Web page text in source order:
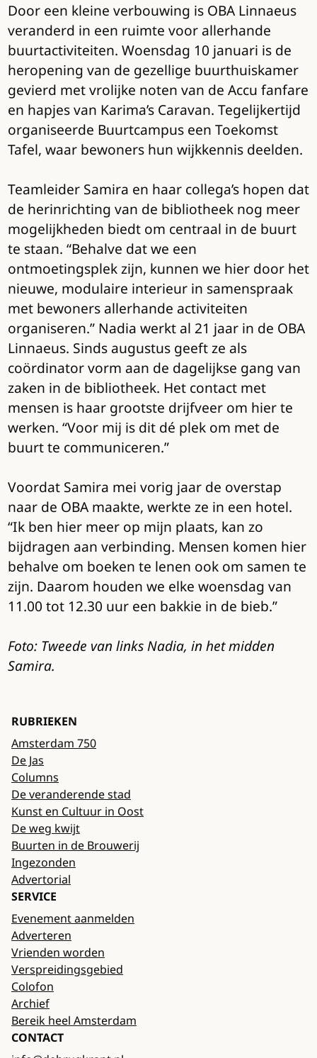
Door een kleine verbouwing is OBA Linnaeus
veranderd in een ruimte voor allerhande
buurtactiviteiten. Woensdag 10 januari is de
heropening van de gezellige buurthuiskamer
gevierd met vrolijke noten van de Accu fanfare
en hapjes van Karima’s Caravan. Tegelijkertijd
organiseerde Buurtcampus een Toekomst
Tafel, waar bewoners hun wijkkennis deelden.
Teamleider Samira en haar collega’s hopen dat
de herinrichting van de bibliotheek nog meer
mogelijkheden biedt om centraal in de buurt
te staan. “Behalve dat we een
ontmoetingsplek zijn, kunnen we hier door het
nieuwe, modulaire interieur in samenspraak
met bewoners allerhande activiteiten
organiseren.” Nadia werkt al 21 jaar in de OBA
Linnaeus. Sinds augustus geeft ze als
coördinator vorm aan de dagelijkse gang van
zaken in de bibliotheek. Het contact met
mensen is haar grootste drijfveer om hier te
werken. “Voor mij is dit dé plek om met de
buurt te communiceren.”
Voordat Samira mei vorig jaar de overstap
naar de OBA maakte, werkte ze in een hotel.
“Ik ben hier meer op mijn plaats, kan zo
bijdragen aan verbinding. Mensen komen hier
behalve om boeken te lenen ook om samen te
zijn. Daarom houden we elke woensdag van
11.00 tot 12.30 uur een bakkie in de bieb.”
Foto: Tweede van links Nadia, in het midden
Samira.
RUBRIEKEN
Amsterdam 750
De Jas
Columns
De veranderende stad
Kunst en Cultuur in Oost
De weg kwijt
Buurten in de Brouwerij
Ingezonden
Advertorial
SERVICE
Evenement aanmelden
Adverteren
Vrienden worden
Verspreidingsgebied
Colofon
Archief
Bereik heel Amsterdam
CONTACT